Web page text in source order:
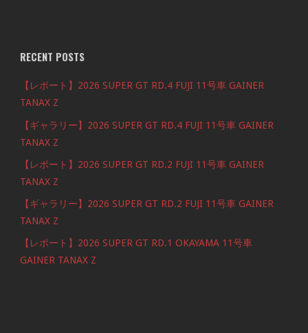
RECENT POSTS
【レポート】2026 SUPER GT RD.4 FUJI 11号車 GAINER
TANAX Z
【ギャラリー】2026 SUPER GT RD.4 FUJI 11号車 GAINER
TANAX Z
【レポート】2026 SUPER GT RD.2 FUJI 11号車 GAINER
TANAX Z
【ギャラリー】2026 SUPER GT RD.2 FUJI 11号車 GAINER
TANAX Z
【レポート】2026 SUPER GT RD.1 OKAYAMA 11号車
GAINER TANAX Z